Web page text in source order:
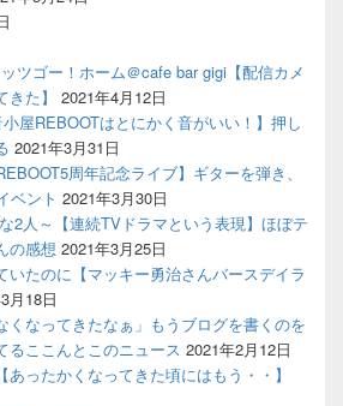
ツゴー！ホーム＠cafe bar gigi【配信カメ
た】
2021年4月12日
屋REBOOTはとにかく音がいい！】押し
2021年3月31日
周年記念ライブ】ギターを弾き、
ベント 2021年3月30日
2人～【連続TVドラマという表現】ほぼテ
の感想 2021年3月25日
いたのに【マッキー勇治さんバースデイラ
月18日
くなってきたなぁ」もうブログを書くのを
るここんとこのニュース 2021年2月12日
ったかくなってきた頃にはもう・・】